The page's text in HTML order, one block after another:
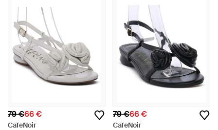
79 €66 €
CafeNoir
79 €66 €
CafeNoir